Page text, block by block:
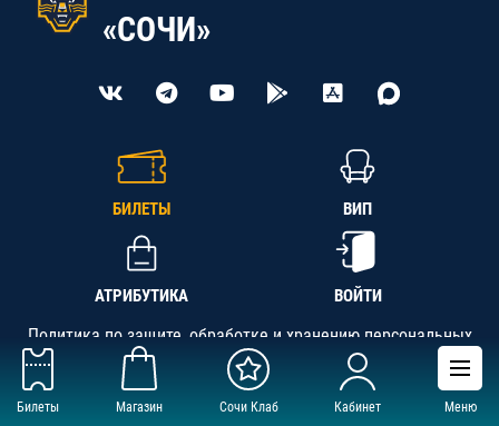
Билеты Магазин Сочи Клаб Кабинет Меню
«СОЧИ»
БИЛЕТЫ ВИП
АТРИБУТИКА ВОЙТИ
Политика по защите, обработке и хранению персональных
данных
АНО «СК «Кубань-Регион», ОГРН 1142300002349,